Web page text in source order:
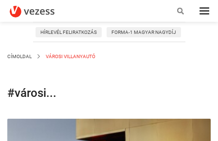
HÍRLEVÉL FELIRATKOZÁS FORMA-1 MAGYAR NAGYDÍJ
CÍMOLDAL VÁROSI VILLANYAUTÓ
#városi...